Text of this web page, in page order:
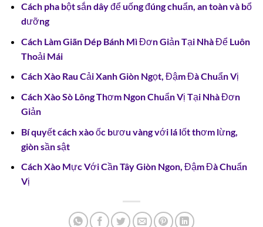
Cách pha bột sắn dây để uống đúng chuẩn, an toàn và bổ
dưỡng
Cách Làm Giãn Dép Bánh Mì Đơn Giản Tại Nhà Để Luôn
Thoải Mái
Cách Xào Rau Cải Xanh Giòn Ngọt, Đậm Đà Chuẩn Vị
Cách Xào Sò Lông Thơm Ngon Chuẩn Vị Tại Nhà Đơn
Giản
Bí quyết cách xào ốc bươu vàng với lá lốt thơm lừng,
giòn sần sật
Cách Xào Mực Với Cần Tây Giòn Ngon, Đậm Đà Chuẩn
Vị